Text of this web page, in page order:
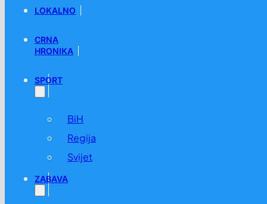
LOKALNO
CRNA
HRONIKA
SPORT
BiH
Regija
Svijet
ZABAVA